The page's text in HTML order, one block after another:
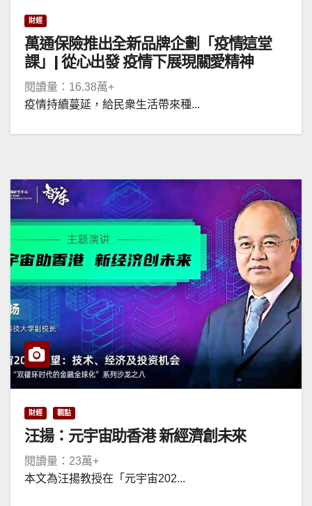
財經
萬通保險推出全新品牌企劃「疫情這堂
課」| 從心出發 疫情下展現關愛精神
閱讀量：16.38萬+
疫情持續蔓延，給民衆生活帶來種...
財經 觀點
汪揚：元宇宙助香港 新經濟創未來
閱讀量：23萬+
本文為汪揚教授在「元宇宙202...